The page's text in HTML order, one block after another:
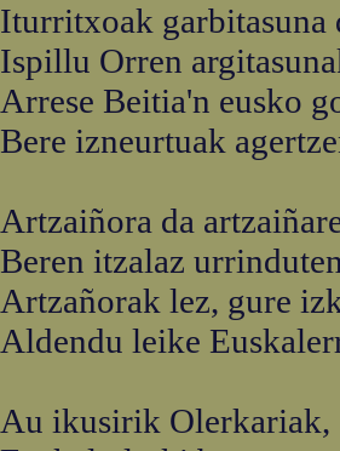
Iturritxoak garbitasuna
Ispillu Orren
Arrese Beitia'n eusko
Bere izneurtuak
Artzaiñora da
Beren itzalaz
Artzañorak lez, gure
Aldendu leike
Au ikusirik Olerkariak,